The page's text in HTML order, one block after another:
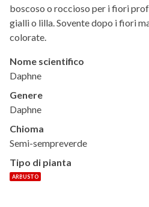
boscoso o roccioso per i fiori
gialli o lilla. Sovente dopo i fiori
colorate.
Nome scientifico
Daphne
Genere
Daphne
Chioma
Semi-sempreverde
Tipo di pianta
ARBUSTO